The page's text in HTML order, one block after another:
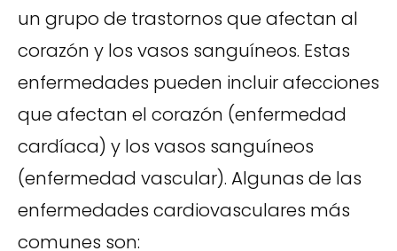
un grupo de trastornos que afectan al
corazón y los vasos sanguíneos. Estas
enfermedades pueden incluir afecciones
que afectan el corazón (enfermedad
cardíaca) y los vasos sanguíneos
(enfermedad vascular). Algunas de las
enfermedades cardiovasculares más
comunes son: